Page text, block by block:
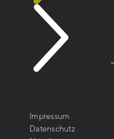
Impressum
Datenschutz